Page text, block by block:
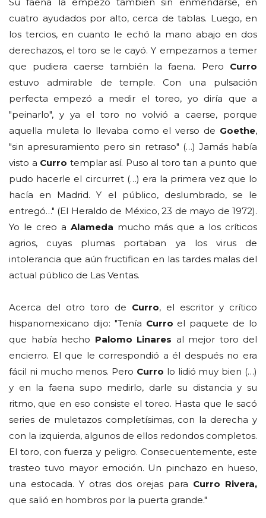
cuatro ayudados por alto, cerca de tablas. Luego, en
los tercios, en cuanto le echó la mano abajo en dos
derechazos, el toro se le cayó. Y empezamos a temer
que pudiera caerse también la faena. Pero Curro
estuvo admirable de temple. Con una pulsación
perfecta empezó a medir el toreo, yo diría que a
"peinarlo", y ya el toro no volvió a caerse, porque
aquella muleta lo llevaba como el verso de Goethe,
"sin apresuramiento pero sin retraso" (…) Jamás había
visto a Curro templar así. Puso al toro tan a punto que
pudo hacerle el circurret (…) era la primera vez que lo
hacía en Madrid. Y el público, deslumbrado, se le
entregó…" (El Heraldo de México, 23 de mayo de 1972).
Yo le creo a Alameda mucho más que a los críticos
agrios, cuyas plumas portaban ya los virus de
intolerancia que aún fructifican en las tardes malas del
actual público de Las Ventas.
Acerca del otro toro de Curro, el escritor y crítico
hispanomexicano dijo: "Tenía Curro el paquete de lo
que había hecho Palomo Linares al mejor toro del
encierro. El que le correspondió a él después no era
fácil ni mucho menos. Pero Curro lo lidió muy bien (…)
y en la faena supo medirlo, darle su distancia y su
ritmo, que en eso consiste el toreo. Hasta que le sacó
series de muletazos completísimas, con la derecha y
con la izquierda, algunos de ellos redondos completos.
El toro, con fuerza y peligro. Consecuentemente, este
trasteo tuvo mayor emoción. Un pinchazo en hueso,
una estocada. Y otras dos orejas para Curro Rivera,
que salió en hombros por la puerta grande."